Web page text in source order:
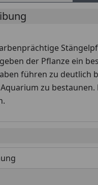
der Pflanze ein
führen zu
zu